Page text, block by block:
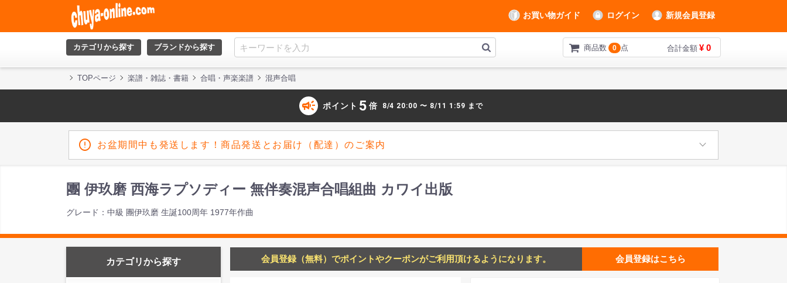
お買い物ガイド ログイン 新規会員登録
カテゴリから探す ブランドから探す 商品数 0 点 合計金額 ¥ 0
TOPページ 楽譜・雑誌・書籍 合唱・声楽楽譜 混声合唱
campaign ポイント 5 倍 8/4 20:00 〜 8/11 1:59 まで
お盆期間中も発送します！商品発送とお届け（配達）のご案内
團 伊玖磨 西海ラプソディー 無伴奏混声合唱組曲 カワイ出版
グレード：中級 團伊玖磨 生誕100周年 1977年作曲
カテゴリから探す 会員登録（無料）でポイントやクーポンがご利用頂けるようになります。 会員登録はこちら